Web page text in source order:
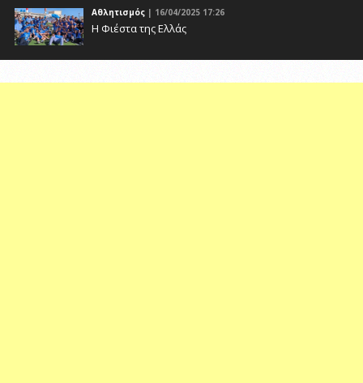
Αθλητισμός | 16/04/2025 17:26
Η Φιέστα της Ελλάς